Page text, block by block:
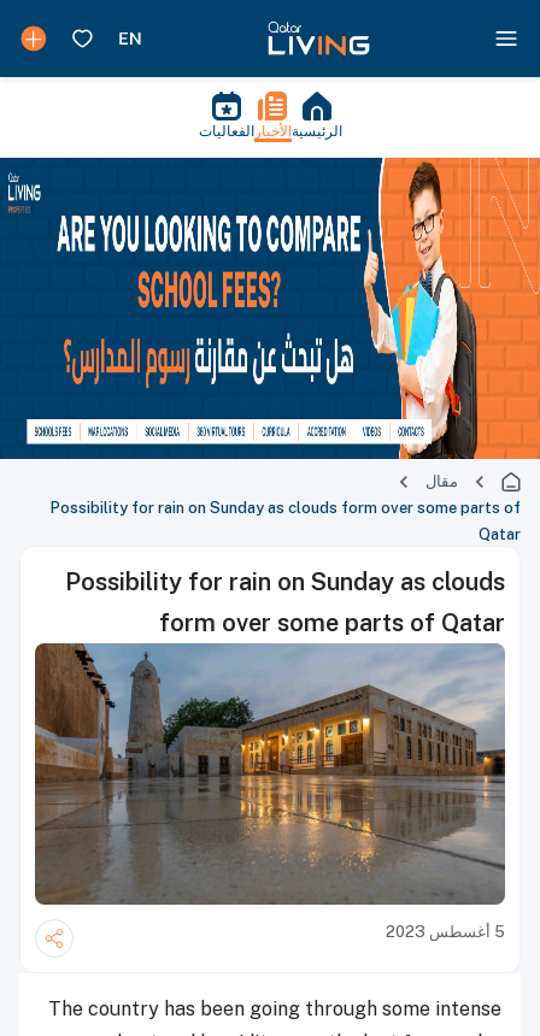
الرئيسية الأخبار الفعاليات
مقال
Possibility for rain on Sunday as clouds form over some parts of
Qatar
Possibility for rain on Sunday as clouds
form over some parts of Qatar
5 أغسطس 2023
The country has been going through some intense